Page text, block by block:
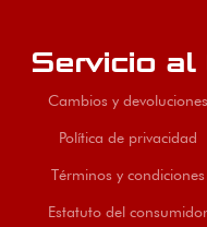
Servicio al
Cambios y devoluciones
Política de privacidad
Términos y condiciones
Estatuto del consumidor